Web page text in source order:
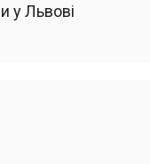
у Львові